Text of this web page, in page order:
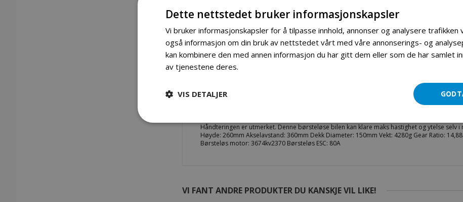
E-HACKER 4x4 BØRSTELØS MONSTER-TRUCK 1:8 2,4 GHZ 80KM/H E-Hacker er en
16MM Big-Bore støtdemper sett fast 4wd. Denne nye og store Børsteløs 4WD
Håndteringen er utmerket. Denne børsteløse bilen kan klare maks hastighet og ytelse selv
Høyde: 260mm Akselavstand: 360mm Dekk Diameter: 150mm Vekt: 4280g Gear Ratio:
Børsteløs motor: 3674kv2370 Børsteløs ESC: 80A
VI FANT ANDRE PRODUKTER DU KANSKJE VIL LIKE!
Dette nettstedet bruker informasjonskapsler
Vi bruker informasjonskapsler for å tilpasse innhold, annonser og analysere trafikken
også informasjon om din bruk av nettstedet vårt med våre annonserings- og
kan kombinere den med annen informasjon du har gitt dem eller som de har samlet
av tjenestene deres.
VIS DETALJER